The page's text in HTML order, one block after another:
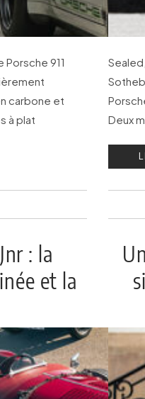
911
carbone et
à plat
Deux
: la
et la